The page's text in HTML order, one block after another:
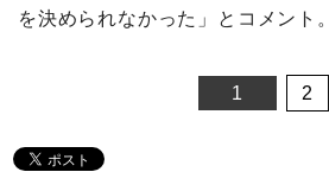
を決められなかった」とコメント。
1 2